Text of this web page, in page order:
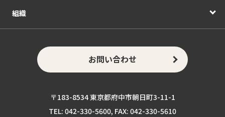
組織
お問い合わせ
〒183-8534 東京都府中市朝日町3-11-1
TEL: 042-330-5600, FAX: 042-330-5610